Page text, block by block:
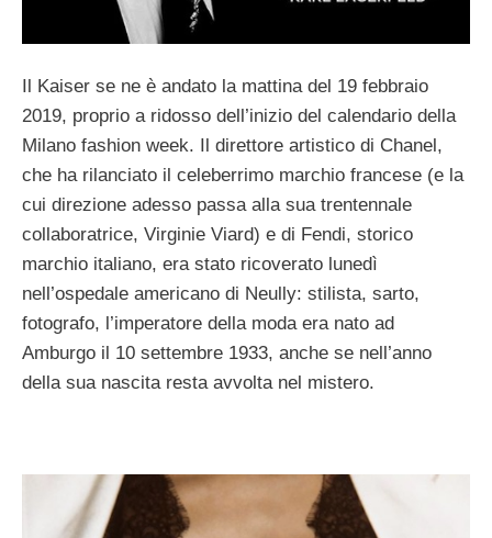
Il Kaiser se ne è andato la mattina del 19 febbraio
2019, proprio a ridosso dell’inizio del calendario della
Milano fashion week. Il direttore artistico di Chanel,
che ha rilanciato il celeberrimo marchio francese (e la
cui direzione adesso passa alla sua trentennale
collaboratrice, Virginie Viard) e di Fendi, storico
marchio italiano, era stato ricoverato lunedì
nell’ospedale americano di Neully: stilista, sarto,
fotografo, l’imperatore della moda era nato ad
Amburgo il 10 settembre 1933, anche se nell’anno
della sua nascita resta avvolta nel mistero.